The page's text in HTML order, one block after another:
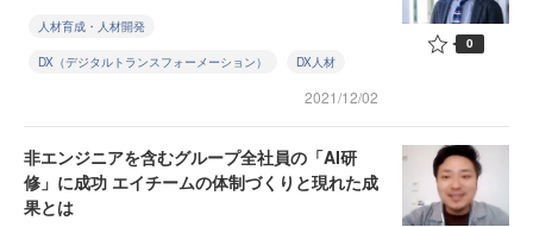
人材育成・人材開発
DX（デジタルトランスフォーメーション） DX人材
2021/12/02
0
非エンジニアを含むグループ全社員の「AI研
修」に成功 エイチームの体制づくりと現れた成
果とは